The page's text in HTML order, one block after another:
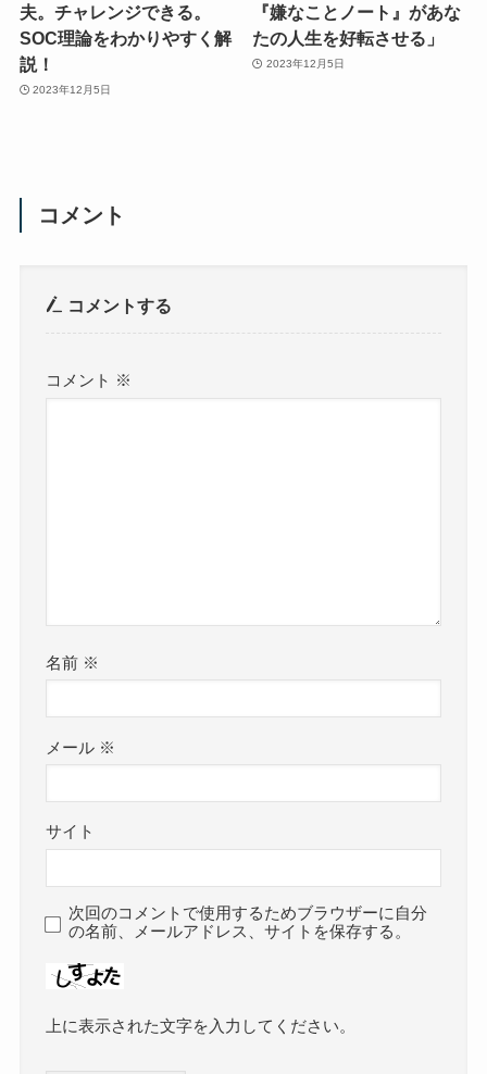
夫。チャレンジできる。
SOC理論をわかりやすく解
説！
2023年12月5日
『嫌なことノート』があな
たの人生を好転させる」
2023年12月5日
コメント
コメントする
コメント ※
名前 ※
メール ※
サイト
次回のコメントで使用するためブラウザーに自分
の名前、メールアドレス、サイトを保存する。
上に表示された文字を入力してください。